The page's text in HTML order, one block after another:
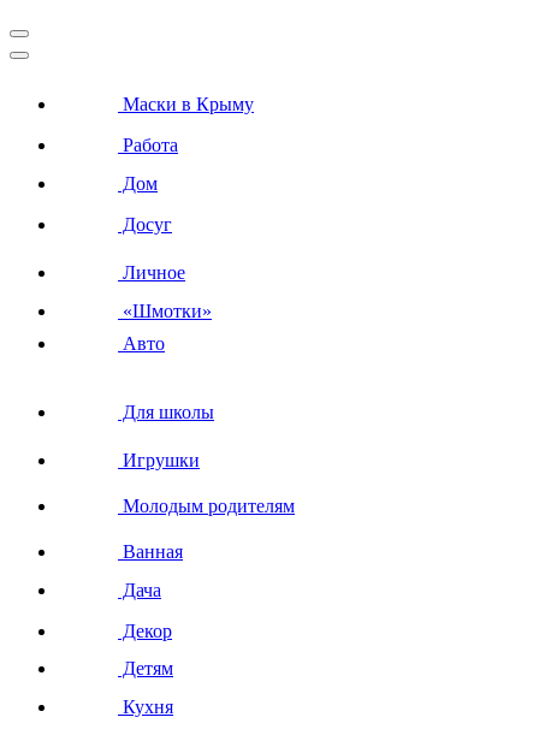
Маски в Крыму
Работа
Дом
Досуг
Личное
«Шмотки»
Авто
Для школы
Игрушки
Молодым родителям
Ванная
Дача
Декор
Детям
Кухня